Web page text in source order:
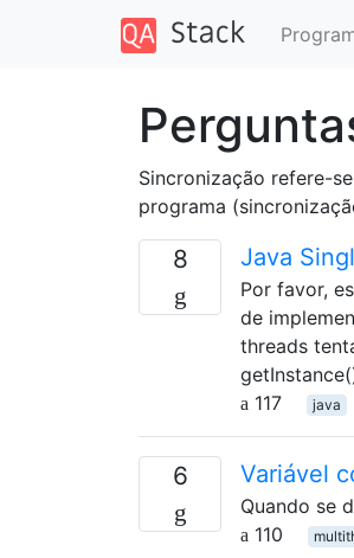
Sincronização refere-
programa
8 Java
Por favor,
de
threads
117
java
6 Variável
Quando se
110